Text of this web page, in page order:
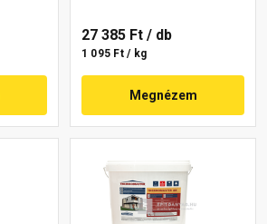
27 385 Ft / db
1 095 Ft / kg
Megnézem